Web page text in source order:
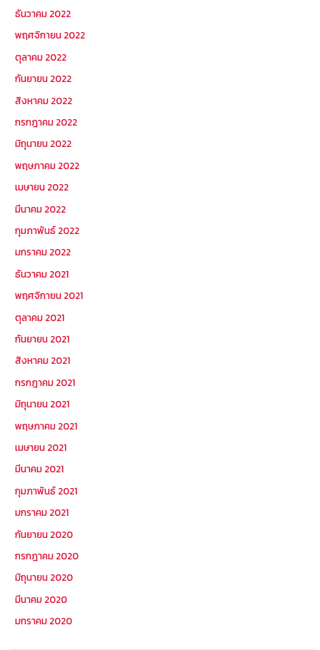
ธันวาคม 2022
พฤศจิกายน 2022
ตุลาคม 2022
กันยายน 2022
สิงหาคม 2022
กรกฎาคม 2022
มิถุนายน 2022
พฤษภาคม 2022
เมษายน 2022
มีนาคม 2022
กุมภาพันธ์ 2022
มกราคม 2022
ธันวาคม 2021
พฤศจิกายน 2021
ตุลาคม 2021
กันยายน 2021
สิงหาคม 2021
กรกฎาคม 2021
มิถุนายน 2021
พฤษภาคม 2021
เมษายน 2021
มีนาคม 2021
กุมภาพันธ์ 2021
มกราคม 2021
กันยายน 2020
กรกฎาคม 2020
มิถุนายน 2020
มีนาคม 2020
มกราคม 2020